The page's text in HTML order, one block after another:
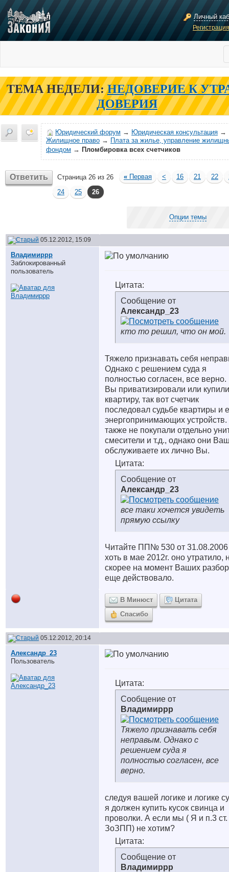
Личный
ТЕМА НЕДЕЛИ: НЕДОВЕРИЕ К
ДОВЕРИЯ
Юридический форум → Юридическая консультация →
Жилищное право → Плата за жилье, управление
фондом → Пломбировка всех счетчиков
Ответить Страница 26 из 26 « Первая < 16 21 22
24
25 26
Опции темы
05.12.2012, 15:09
Владимиррр
Заблокированный
пользователь
Цитата:
Сообщение от
Александр_23
кто то решил, что он мой.
Тяжело признавать себя
Однако с решением суда я
полностью согласен, все верно.
Вы приватизировали или купили
квартиру, так вот счетчик
последовал судьбе квартиры и
энергопринимающих
также не покупали отдельно
смесители и т.д., однако они
обслуживаете их лично Вы.
Цитата:
Сообщение от
Александр_23
все таки хочется увидеть
прямую ссылку
Читайте ПП№ 530 от 31.08.2006
хоть в мае 2012г. оно утратило,
скорее на момент Ваших
еще действовало.
В Минюст
Цитата
Спасибо
05.12.2012, 20:14
Александр_23
Пользователь
Цитата:
Сообщение от
Владимиррр
Тяжело признавать себя
неправым. Однако с
решением суда я
полностью согласен, все
верно.
следуя вашей логике и логике
я должен купить кусок свинца и
проволки. А если мы ( Я и п.3 ст.
ЗоЗПП) не хотим?
Цитата:
Сообщение от
Владимиррр